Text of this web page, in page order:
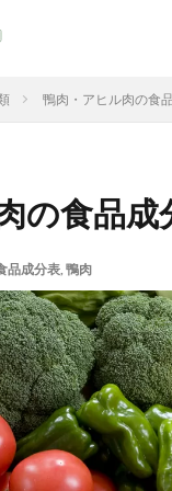
鴨肉・アヒル肉の食
の食品成
品成分表, 鴨肉